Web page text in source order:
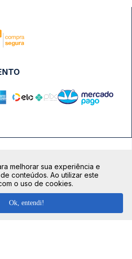
melhorar sua experiência e
conteúdos. Ao utilizar este
o uso de cookies.
Ok, entendi!